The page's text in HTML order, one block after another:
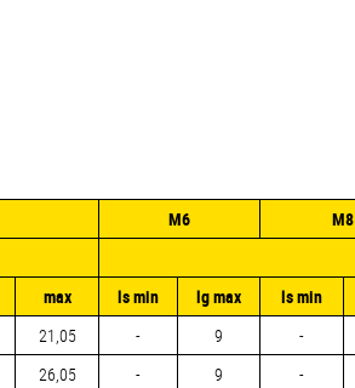
М6 М8
max ls min lg max ls min
21,05 - 9 -
26,05 - 9 -